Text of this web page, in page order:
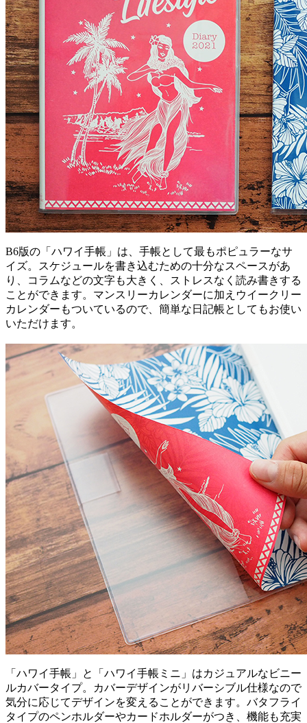
B6版の「ハワイ手帳」は、手帳として最もポピュラーなサ
イズ。スケジュールを書き込むための十分なスペースがあ
り、コラムなどの文字も大きく、ストレスなく読み書きする
ことができます。マンスリーカレンダーに加えウイークリー
カレンダーもついているので、簡単な日記帳としてもお使い
いただけます。
「ハワイ手帳」と「ハワイ手帳ミニ」はカジュアルなビニー
ルカバータイプ。カバーデザインがリバーシブル仕様なので
気分に応じてデザインを変えることができます。バタフライ
タイプのペンホルダーやカードホルダーがつき、機能も充実